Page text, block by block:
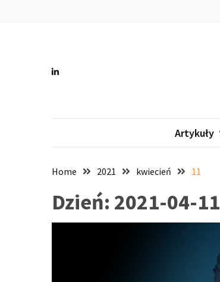
Artykuły
Home 2021 kwiecień 11
Dzień: 2021-04-11